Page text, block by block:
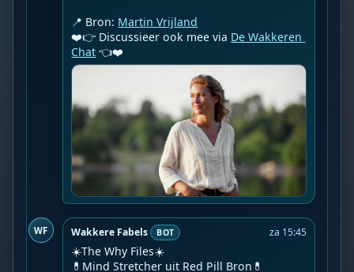
📍 Bron: Martin Vrijland
❤️👉 Discussieer ook mee via De Wakkeren
Chat 👈❤️
WF Wakkere Fabels BOT za 15:45
☀️The Why Files☀️